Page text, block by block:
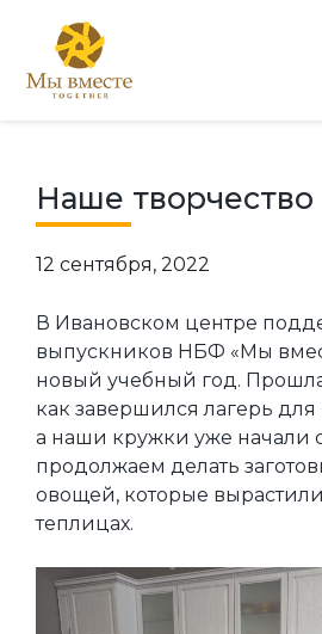
Наше творчество
12 сентября, 2022
В Ивановском центре
выпускников НБФ «Мы
новый учебный год.
как завершился лагерь
а наши кружки уже начали
продолжаем делать
овощей, которые
теплицах.